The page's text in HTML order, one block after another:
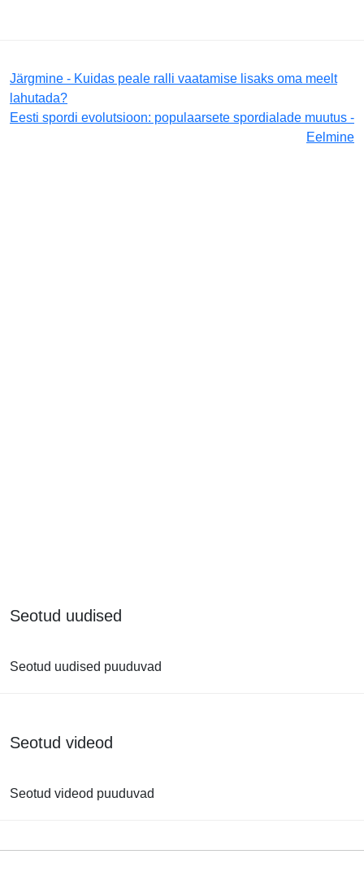
Järgmine - Kuidas peale ralli vaatamise lisaks oma meelt
lahutada?
Eesti spordi evolutsioon: populaarsete spordialade muutus -
Eelmine
Seotud uudised
Seotud uudised puuduvad
Seotud videod
Seotud videod puuduvad